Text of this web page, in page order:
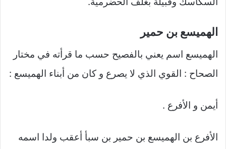
الهميسع بن حمير
الهميسع اسم يعني بالفصيح حسب ما قرأته في مختار
الصحاح : القوي الذي لا يصرع و كان من أبناء الهميسع :
أيمن و الأفرع .
الأفرع بن الهميسع بن حمير بن سبأ أعقب ولدا اسمه